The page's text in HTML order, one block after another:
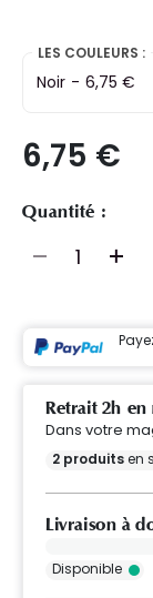
LES COULEURS :
Noir - 6,75 €
6,75 €
Quantité :
Retrait 2h
Dans votre
2 produitsen
Livraison à
Disponible